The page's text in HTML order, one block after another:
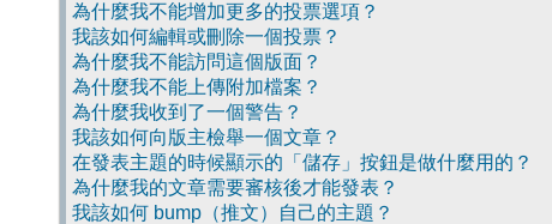
為什麼我不能增加更多的投票選項？
我該如何編輯或刪除一個投票？
為什麼我不能訪問這個版面？
為什麼我不能上傳附加檔案？
為什麼我收到了一個警告？
我該如何向版主檢舉一個文章？
在發表主題的時候顯示的「儲存」按鈕是做什麼用的？
為什麼我的文章需要審核後才能發表？
我該如何 bump（推文）自己的主題？